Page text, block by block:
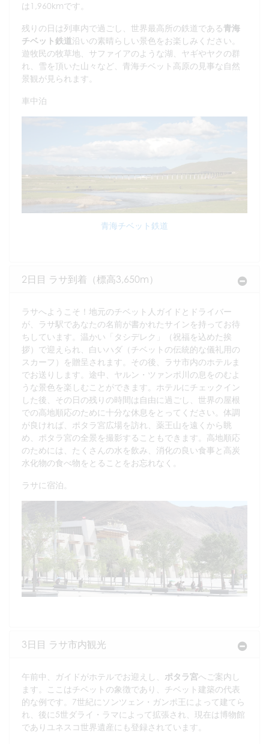
は1,960kmです。
残りの日は列車内で過ごし、世界最高所の鉄道である青海
チベット鉄道沿いの素晴らしい景色をお楽しみください。
遊牧民の牧草地、サファイアのような湖、ヤギやヤクの群
れ、雪を頂いた山々など、青海チベット高原の見事な自然
景観が見られます。
車中泊
青海チベット鉄道
2日目 ラサ到着（標高3,650m）
ラサへようこそ！地元のチベット人ガイドとドライバー
が、ラサ駅であなたの名前が書かれたサインを持ってお待
ちしています。温かい「タシデレク」（祝福を込めた挨
拶）で迎えられ、白いハダ（チベットの伝統的な儀礼用の
スカーフ）を贈呈されます。その後、ラサ市内のホテルま
でお送りします。途中、ヤルン・ツァンポ川の息をのむよ
うな景色を楽しむことができます。ホテルにチェックイン
した後、その日の残りの時間は自由に過ごし、世界の屋根
での高地順応のために十分な休息をとってください。体調
が良ければ、ポタラ宮広場を訪れ、薬王山を遠くから眺
め、ポタラ宮の全景を撮影することもできます。高地順応
のためには、たくさんの水を飲み、消化の良い食事と高炭
水化物の食べ物をとることをお忘れなく。
ラサに宿泊。
3日目 ラサ市内観光
午前中、ガイドがホテルでお迎えし、 ポタラ宮へご案内し
ます。ここはチベットの象徴であり、チベット建築の代表
的な例です。7世紀にソンツェン・ガンポ王によって建てら
れ、後に5世ダライ・ラマによって拡張され、現在は博物館
でありユネスコ世界遺産にも登録されています。